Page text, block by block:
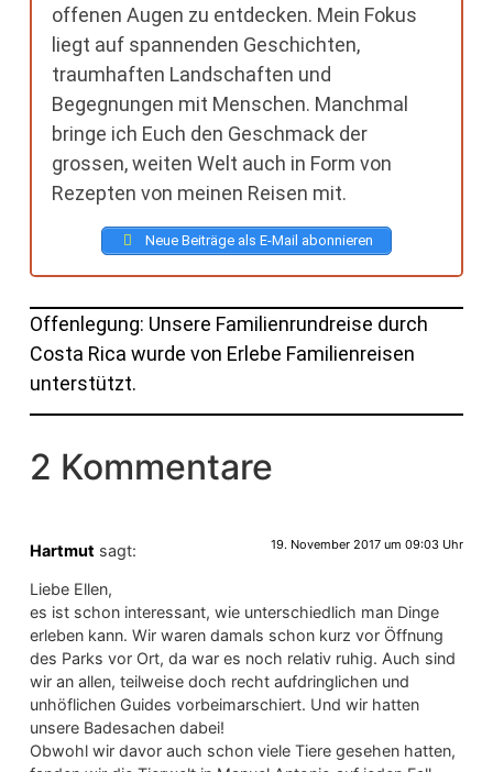
offenen Augen zu entdecken. Mein Fokus
liegt auf spannenden Geschichten,
traumhaften Landschaften und
Begegnungen mit Menschen. Manchmal
bringe ich Euch den Geschmack der
grossen, weiten Welt auch in Form von
Rezepten von meinen Reisen mit.
Neue Beiträge als E-Mail abonnieren
Offenlegung: Unsere Familienrundreise durch
Costa Rica wurde von Erlebe Familienreisen
unterstützt.
2 Kommentare
Hartmut sagt: 19. November 2017 um 09:03 Uhr
Liebe Ellen,
es ist schon interessant, wie unterschiedlich man Dinge
erleben kann. Wir waren damals schon kurz vor Öffnung
des Parks vor Ort, da war es noch relativ ruhig. Auch sind
wir an allen, teilweise doch recht aufdringlichen und
unhöflichen Guides vorbeimarschiert. Und wir hatten
unsere Badesachen dabei!
Obwohl wir davor auch schon viele Tiere gesehen hatten,